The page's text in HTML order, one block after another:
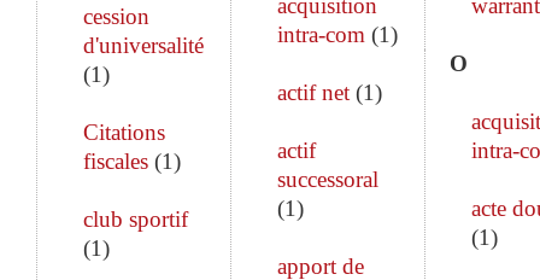
cession
d'universalité
(1)
Citations
fiscales (1)
club sportif
(1)
acquisition
intra-com (1)
actif net(1)
actif
successoral
(1)
apport de
warrant
O
intra-
acte
(1)